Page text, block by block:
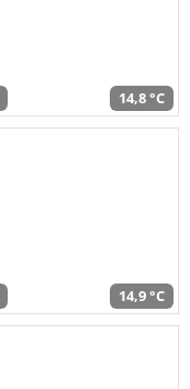
14,8 °C
14,9 °C